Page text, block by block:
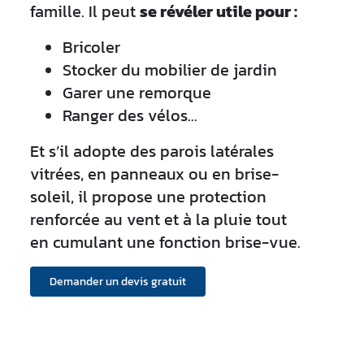
famille. Il peutse révéler utile pour :
Bricoler
Stocker du mobilier de jardin
Garer une remorque
Ranger des vélos...
Et s’il adopte des parois latérales
vitrées, en panneaux ou en brise-
soleil, il propose une protection
renforcée au vent et à la pluie tout
en cumulant une fonction brise-vue.
Demander un devis gratuit